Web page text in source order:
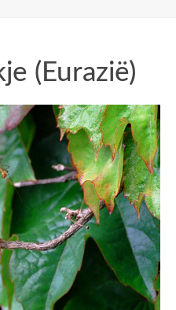
(Eurazië)